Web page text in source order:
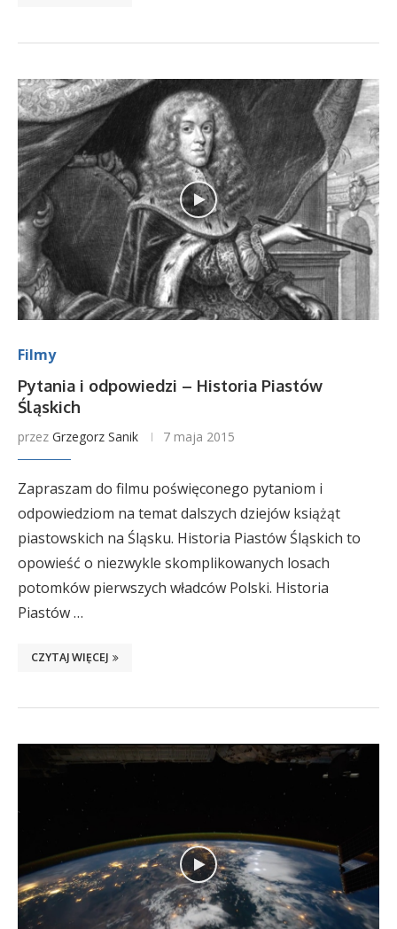
Filmy
Pytania i odpowiedzi – Historia Piastów
Śląskich
przez Grzegorz Sanik 7 maja 2015
Zapraszam do filmu poświęconego pytaniom i
odpowiedziom na temat dalszych dziejów książąt
piastowskich na Śląsku. Historia Piastów Śląskich to
opowieść o niezwykle skomplikowanych losach
potomków pierwszych władców Polski. Historia
Piastów …
CZYTAJ WIĘCEJ